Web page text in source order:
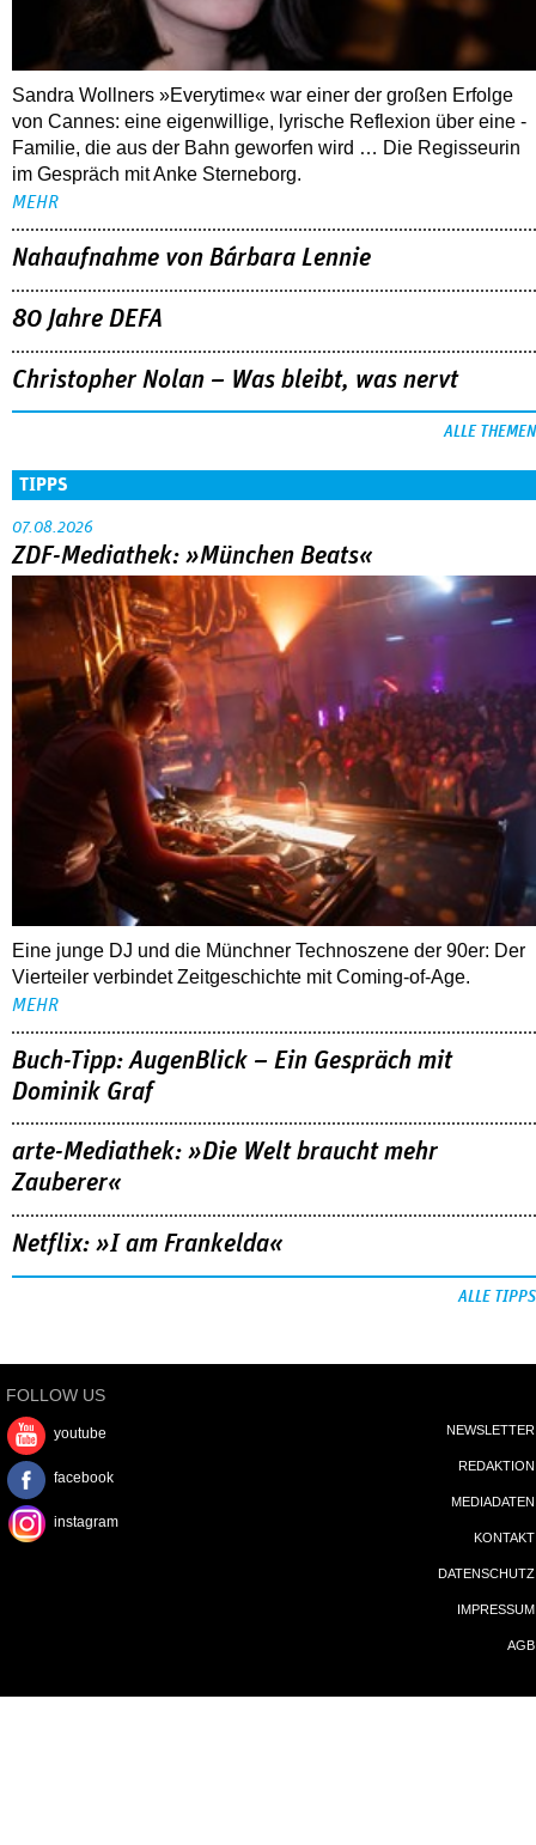
Nahaufnahme von Bárbara Lennie
80 Jahre DEFA
Christopher Nolan – Was bleibt, was nervt
TIPPS
07.08.2026
ZDF-Mediathek: »München Beats«
Eine junge DJ und die Münchner Technoszene der 90er: Der
Vierteiler verbindet Zeitgeschichte mit Coming-of-Age.
Buch-Tipp: AugenBlick – Ein Gespräch mit
Dominik Graf
arte-Mediathek: »Die Welt braucht mehr
Zauberer«
Netflix: »I am Frankelda«
FOLLOW US
youtube
IMPRESSUM
AGB